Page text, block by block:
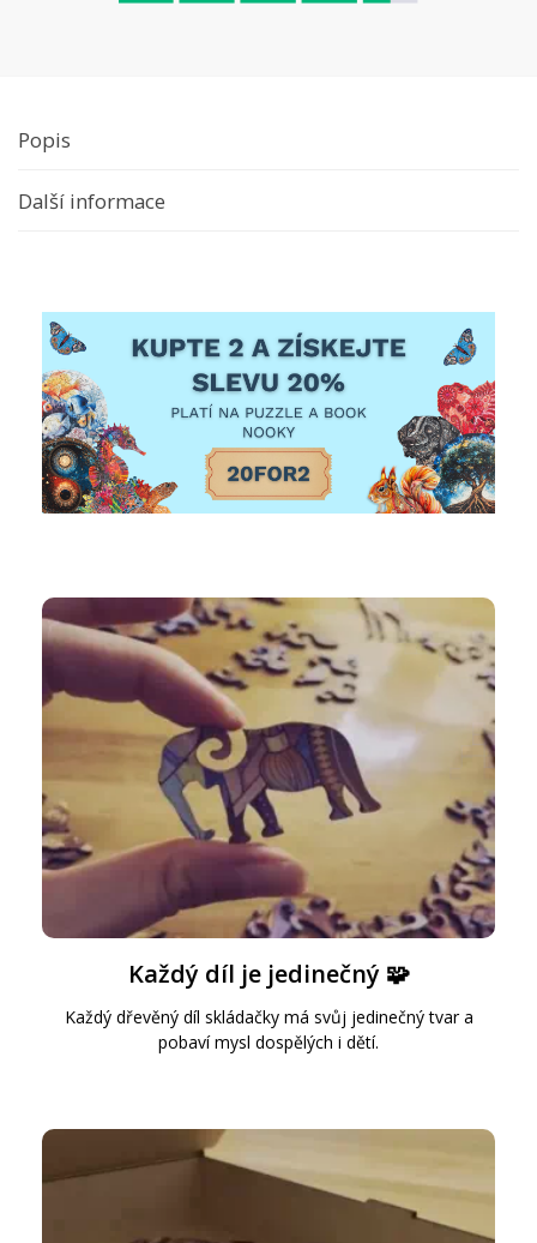
Popis
Další informace
Každý díl je jedinečný 🧩
Každý dřevěný díl skládačky má svůj jedinečný tvar a
pobaví mysl dospělých i dětí.